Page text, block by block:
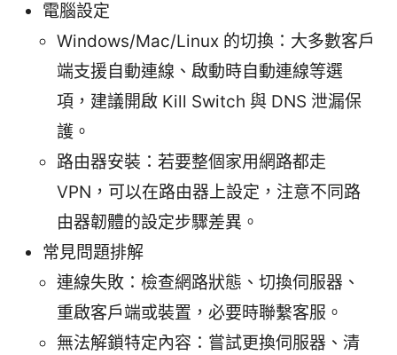
電腦設定
Windows/Mac/Linux 的切換：大多數客戶
端支援自動連線、啟動時自動連線等選
項，建議開啟 Kill Switch 與 DNS 泄漏保
護。
路由器安裝：若要整個家用網路都走
VPN，可以在路由器上設定，注意不同路
由器韌體的設定步驟差異。
常見問題排解
連線失敗：檢查網路狀態、切換伺服器、
重啟客戶端或裝置，必要時聯繫客服。
無法解鎖特定內容：嘗試更換伺服器、清